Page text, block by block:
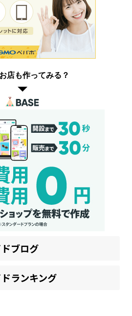
店も作ってみる？
ブログ
ランキング